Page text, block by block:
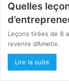
Quelles
Leçons tirées de 8
revente d’Ametix.
Lire la suite